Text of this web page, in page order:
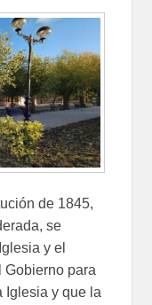
de 1845,
se
y el
Gobierno para
Iglesia y que la